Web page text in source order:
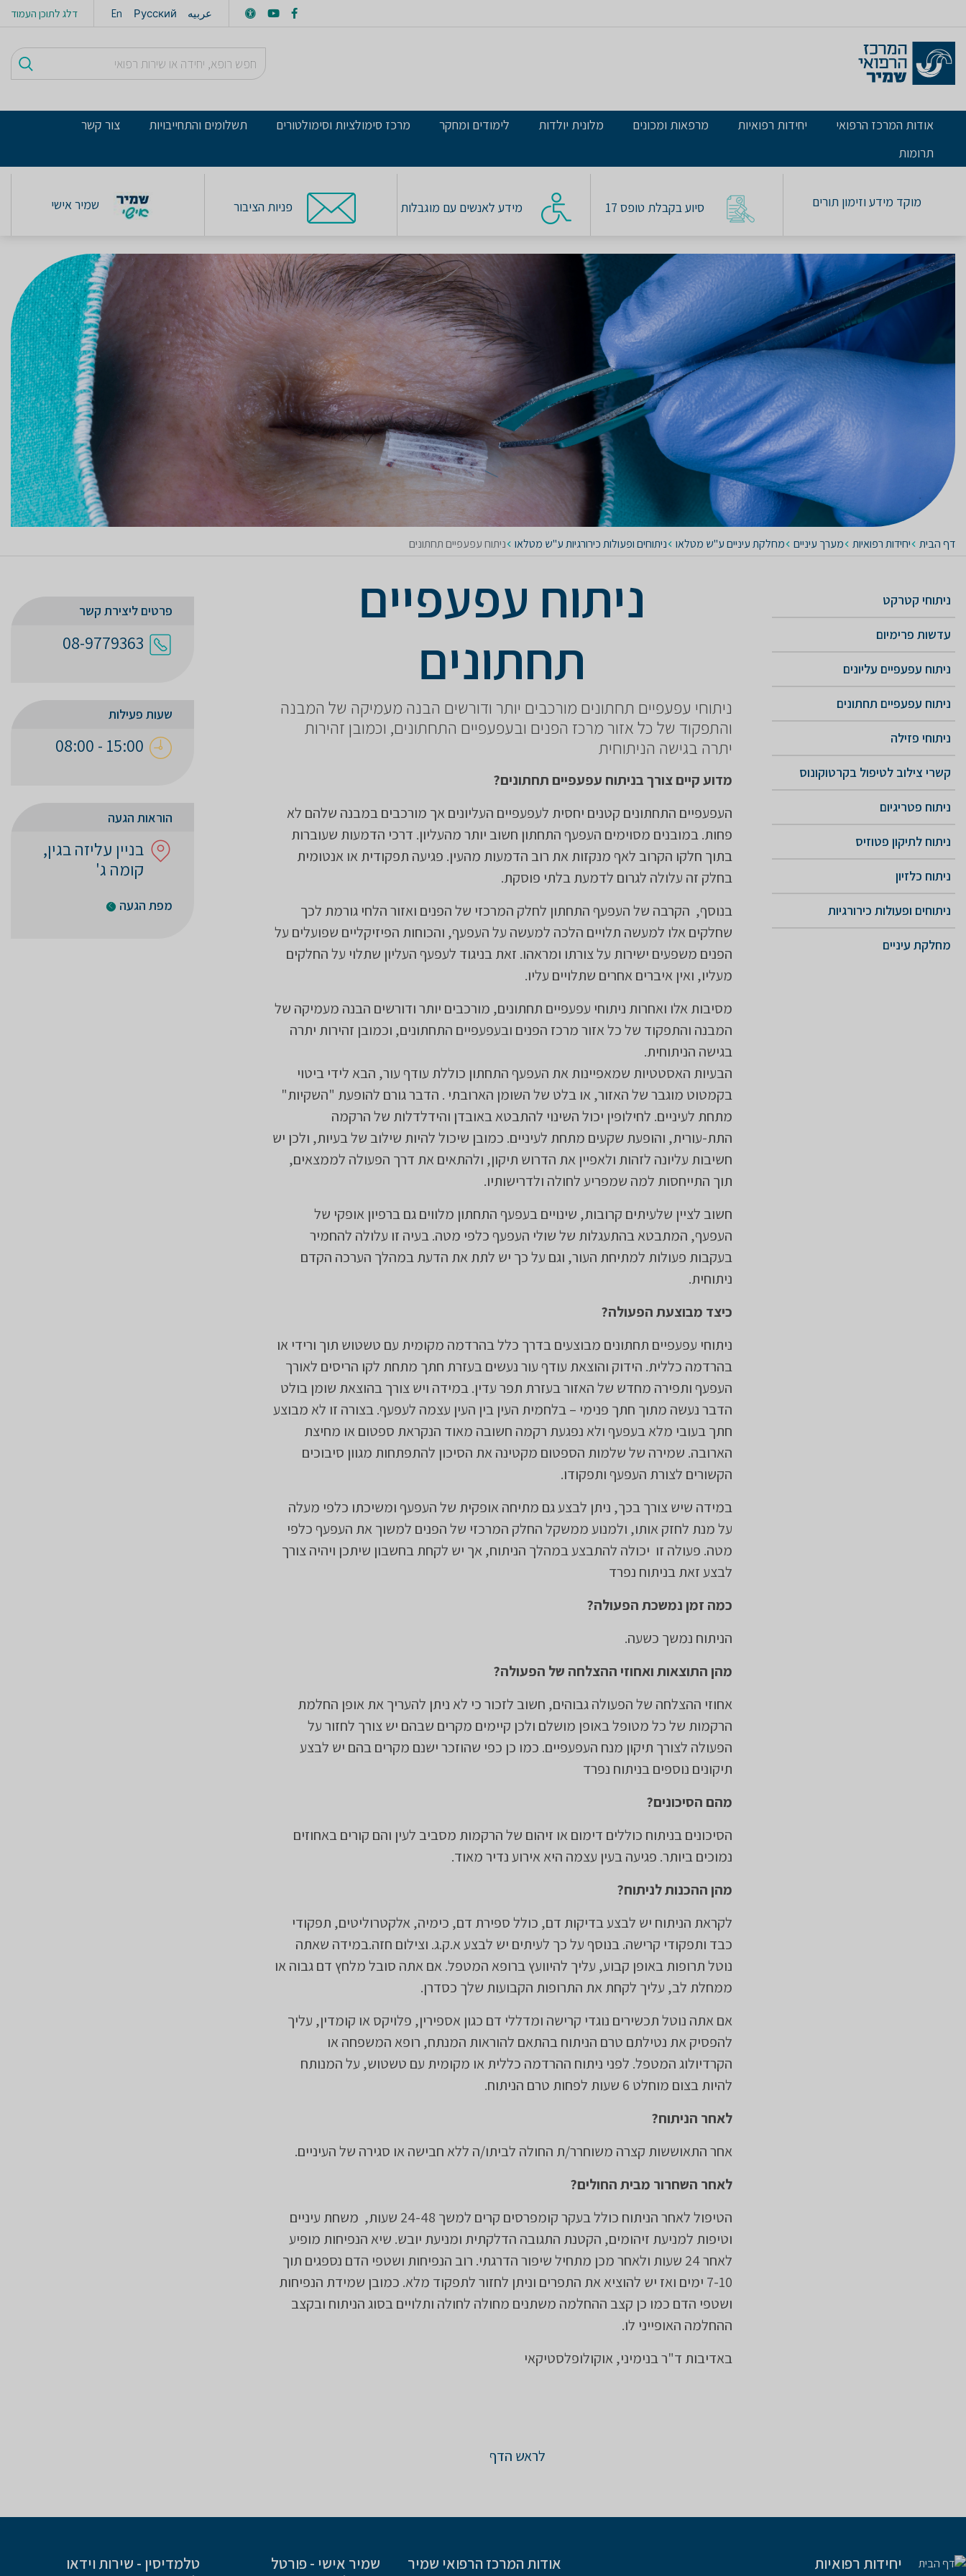
דלג לתוכן העמוד En Русский عربيه
אודות המרכז הרפואי יחידות רפואיות מרפאות ומכונים מלונית יולדות לימודים ומחקר מרכז סימולציות וסימולטורים תשלומים והתחייבויות
צור קשר
תרומות
מוקד מידע וזימון תורים סיוע בקבלת טופס 17 מידע לאנשים עם מוגבלות פניות הציבור שמיר אישי
דף הבית יחידות רפואיות מערך עיניים מחלקת עיניים ע"ש מטלאו ניתוחים ופעולות כירורגיות ע"ש מטלאו ניתוח עפעפיים תחתונים
ניתוחי קטרקט
עדשות פרימיום
ניתוח עפעפיים עליונים
ניתוח עפעפיים תחתונים
ניתוחי פזילה
קשרי צילוב לטיפול בקרטוקונוס
ניתוח פטריגיום
ניתוח לתיקון פטוזיס
ניתוח כלזיון
ניתוחים ופעולות כירורגיות
מחלקת עיניים
ניתוח עפעפיים
תחתונים
​ניתוחי עפעפיים תחתונים מורכבים יותר ודורשים הבנה מעמיקה של המבנה
והתפקוד של כל אזור מרכז הפנים ובעפעפיים התחתונים, וכמובן זהירות
יתרה בגישה הניתוחית
מדוע קיים צורך בניתוח עפעפיים תחתונים?
​העפעפיים התחתונים קטנים יחסית לעפעפיים העליונים אך מורכבים במבנה שלהם לא
פחות. במובנים מסוימים העפעף התחתון חשוב יותר מהעליון. דרכי הדמעות שעוברות
בתוך חלקו הקרוב לאף מנקזות את רוב הדמעות מהעין. פגיעה תפקודית או אנטומית
בחלק זה עלולה לגרום לדמעת בלתי פוסקת.
בנוסף, הקרבה של העפעף התחתון לחלק המרכזי של הפנים ואזור הלחי גורמת לכך
שחלקים אלו למעשה תלויים הלכה למעשה על העפעף, והכוחות הפיזיקליים שפועלים על
הפנים משפעים ישירות על צורתו ומראהו. זאת בניגוד לעפעף העליון שתלוי על החלקים
מעליו, ואין איברים אחרים שתלויים עליו.
מסיבות אלו ואחרות ניתוחי עפעפיים תחתונים, מורכבים יותר ודורשים הבנה מעמיקה של
המבנה והתפקוד של כל אזור מרכז הפנים ובעפעפיים התחתונים, וכמובן זהירות יתרה
בגישה הניתוחית.
הבעיות האסטטיות שמאפיינות את העפעף התחתון כוללת עודף עור, הבא לידי ביטוי
בקמטוט מוגבר של האזור, או בלט של השומן הארובתי . הדבר גורם להופעת "השקיות"
מתחת לעיניים. לחילופין יכול השינוי להתבטא באובדן והידלדלות של הרקמה
התת-עורית, והופעת שקעים מתחת לעיניים. כמובן שיכול להיות שילוב של בעיות, ולכן יש
חשיבות עליונה לזהות ולאפיין את הדרוש תיקון, ולהתאים את דרך הפעולה לממצאים,
תוך התייחסות למה שמפריע לחולה ולדרישותיו.
חשוב לציין שלעיתים קרובות, שינויים בעפעף התחתון מלווים גם ברפיון אופקי של
העפעף, המתבטא בהתעגלות של שולי העפעף כלפי מטה. בעיה זו עלולה להחמיר
בעקבות פעולות למתיחת העור, וגם על כך יש לתת את הדעת במהלך הערכה הקדם
ניתוחית.
כיצד מבוצעת הפעולה?
​ניתוחי עפעפיים תחתונים מבוצעים בדרך כלל בהרדמה מקומית עם טשטוש תוך ורידי או
בהרדמה כללית. הידוק והוצאת עודף עור נעשים בעזרת חתך מתחת לקו הריסים לאורך
העפעף ותפירה מחדש של האזור בעזרת תפר עדין. במידה ויש צורך בהוצאת שומן בולט
הדבר נעשה מתוך חתך פנימי – בלחמית העין בין העין עצמה לעפעף. בצורה זו לא מבוצע
חתך בעובי מלא בעפעף ולא נפגעת רקמה חשובה מאוד הנקראת ספטום או מחיצת
הארובה. שמירה של שלמות הספטום מקטינה את הסיכון להתפתחות מגוון סיבוכים
הקשורים לצורת העפעף ותפקודו.
במידה שיש צורך בכך, ניתן לבצע גם מתיחה אופקית של העפעף ומשיכתו כלפי מעלה
על מנת לחזק אותו, ולמנוע ממשקל החלק המרכזי של הפנים למשוך את העפעף כלפי
מטה. פעולה זו יכולה להתבצע במהלך הניתוח, אך יש לקחת בחשבון שיתכן ויהיה צורך
לבצע זאת בניתוח נפרד
כמה זמן נמשכת הפעולה?
הניתוח נמשך כשעה.​
מהן התוצאות ואחוזי ההצלחה של הפעולה?
אחוזי ההצלחה של הפעולה גבוהים, חשוב לזכור כי לא ניתן להעריך את אופן החלמת
הרקמות של כל מטופל באופן מושלם ולכן קיימים מקרים שבהם יש צורך לחזור על
הפעולה לצורך תיקון מנח העפעפיים. כמו כן כפי שהוזכר ישנם מקרים בהם יש לבצע
תיקונים נוספים בניתוח נפרד​
מהם הסיכונים?
​הסיכונים בניתוח כוללים דימום או זיהום של הרקמות מסביב לעין והם קורים באחוזים
נמוכים ביותר. פגיעה בעין עצמה היא אירוע נדיר מאוד.
מהן ההכנות לניתוח?
לקראת הניתוח יש לבצע בדיקות דם, כולל ספירת דם, כימיה, אלקטרוליטים, תפקודי
כבד ותפקודי קרישה. בנוסף על כך לעיתים יש לבצע א.ק.ג. וצילום חזה.במידה שאתה
נוטל תרופות באופן קבוע, עליך להיוועץ ברופא המטפל. אם אתה סובל מלחץ דם גבוה או
ממחלת לב, עליך לקחת את התרופות הקבועות שלך כסדרן.
אם אתה נוטל תכשירים נוגדי קרישה ומדללי דם כגון אספירין, פלויקס או קומדין, עליך
להפסיק את נטילתם טרם הניתוח בהתאם להוראות המנתח, רופא המשפחה או
הקרדיולוג המטפל. לפני ניתוח ההרדמה כללית או מקומית עם טשטוש, על המנותח
להיות בצום מוחלט 6 שעות לפחות טרם הניתוח.
לאחר הניתוח?
​אחר התאוששות קצרה משוחרר/ת החולה לביתו/ה ללא חבישה או סגירה של העיניים.
לאחר השחרור מבית החולים?
​הטיפול לאחר הניתוח כולל בעקר קומפרסים קרים למשך 24-48 שעות, משחת עיניים
וטיפות למניעת זיהומים, הקטנת התגובה הדלקתית ומניעת יובש. שיא הנפיחות מופיע
לאחר 24 שעות ולאחר מכן מתחיל שיפור הדרגתי. רוב הנפיחות ושטפי הדם נספגים תוך
7-10 ימים ואז יש להוציא את התפרים וניתן לחזור לתפקוד מלא. כמובן שמידת הנפיחות
ושטפי הדם כמו כן קצב ההחלמה משתנים מחולה לחולה ותלויים בסוג הניתוח ובקצב
ההחלמה האופייני לו.
באדיבות ד"ר בנימיני, אוקולופלסטיקאי
לראש הדף
פרטים ליצירת קשר
08-9779363
שעות פעילות
15:00 - 08:00
הוראות הגעה
בניין עליזה בגין,
קומה ג'
מפת הגעה
יחידות רפואיות אודות המרכז הרפואי שמיר
שמיר אישי - פורטל
טלמדיסין - שירות וידאו